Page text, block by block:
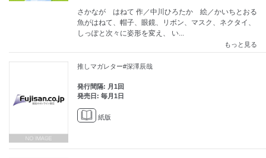
さかなが はねて 作／中川ひろたか 絵／かいちとおる
魚がはねて、帽子、眼鏡、リボン、マスク、ネクタイ、
しっぽと次々に姿形を変え、 い...
もっと見る
推しマガレター#深澤辰哉
発行間隔: 月1回
発売日: 毎月1日
紙版